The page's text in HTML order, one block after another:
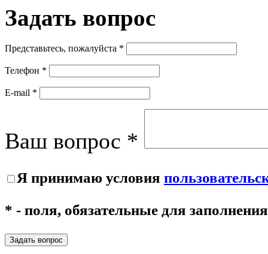
Задать вопрос
Представьтесь, пожалуйста *
Телефон *
E-mail *
Ваш вопрос *
Я принимаю условия
* - поля, обязательные для заполнения
Задать вопрос